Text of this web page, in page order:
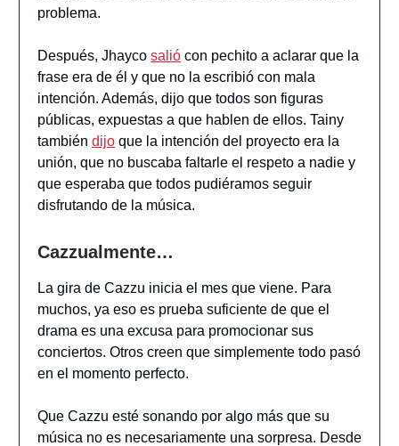
problema.
Después, Jhayco salió con pechito a aclarar que la
frase era de él y que no la escribió con mala
intención. Además, dijo que todos son figuras
públicas, expuestas a que hablen de ellos. Tainy
también dijo que la intención del proyecto era la
unión, que no buscaba faltarle el respeto a nadie y
que esperaba que todos pudiéramos seguir
disfrutando de la música.
Cazzualmente…
La gira de Cazzu inicia el mes que viene. Para
muchos, ya eso es prueba suficiente de que el
drama es una excusa para promocionar sus
conciertos. Otros creen que simplemente todo pasó
en el momento perfecto.
Que Cazzu esté sonando por algo más que su
música no es necesariamente una sorpresa. Desde